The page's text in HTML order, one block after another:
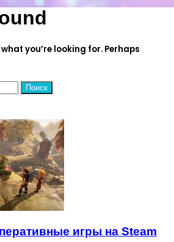
you’re looking for. Perhaps
игры на Steam